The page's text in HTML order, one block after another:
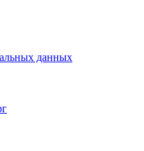
данных